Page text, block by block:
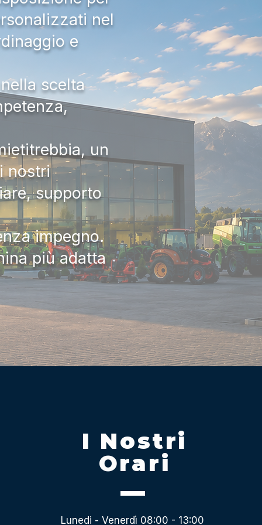
nel
e
scelta
un
nostri
supporto
impegno.
più adatta
I Nostri
Orari
Lunedi - Venerdì 08:00 - 13:00